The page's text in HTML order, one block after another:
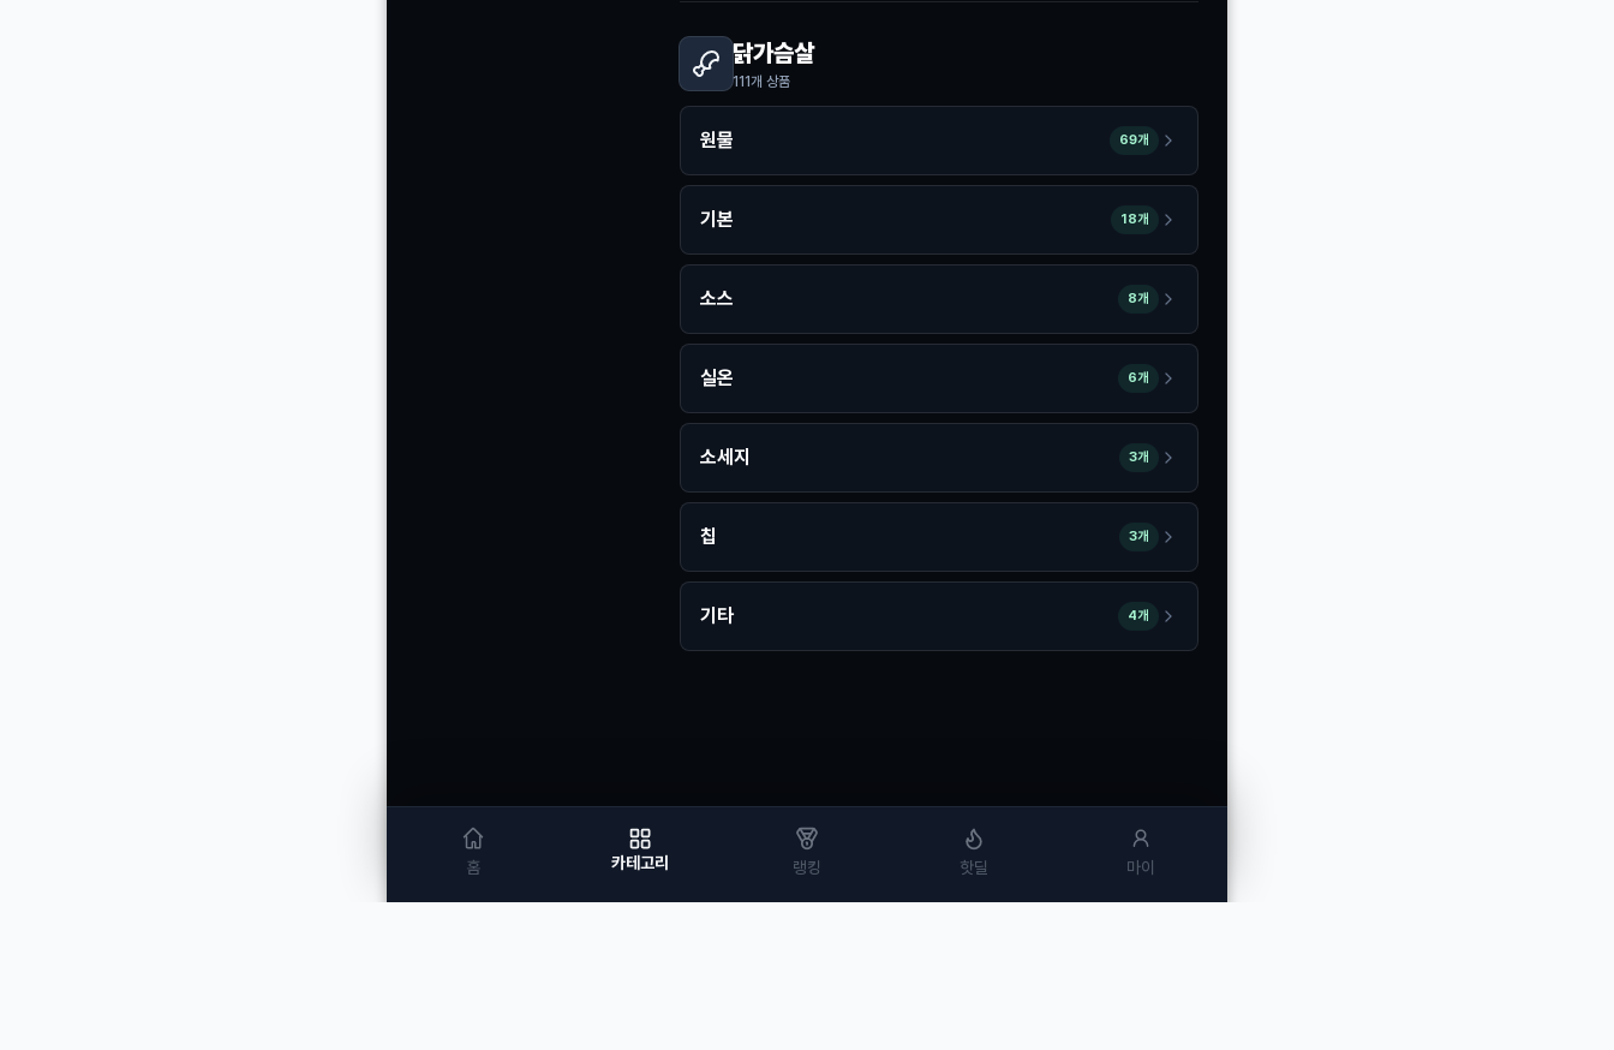
닭가슴살
111개 상품
원물 69개
기본 18개
소스 8개
실온 6개
소세지 3개
칩 3개
기타 4개
홈 카테고리 랭킹 핫딜 마이